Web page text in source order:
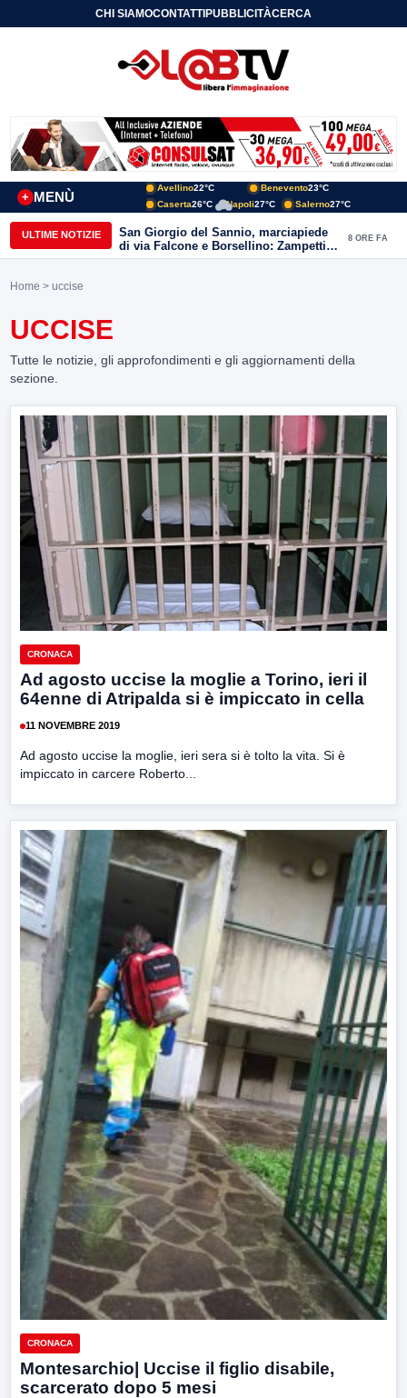
CHI SIAMOCONTATTIPUBBLICITÀCERCA
MENÙ
+
Avellino22°C Benevento23°C
Caserta26°C Napoli27°C Salerno27°C
ULTIME NOTIZIE
San Giorgio del Sannio, marciapiede
di via Falcone e Borsellino: Zampetti e
Lombardi replicano alle polemiche
8 ORE FA
Home > uccise
UCCISE
Tutte le notizie, gli approfondimenti e gli aggiornamenti della
sezione.
CRONACA
Ad agosto uccise la moglie a Torino, ieri il
64enne di Atripalda si è impiccato in cella
11 NOVEMBRE 2019
Ad agosto uccise la moglie, ieri sera si è tolto la vita. Si è
impiccato in carcere Roberto...
CRONACA
Montesarchio| Uccise il figlio disabile,
scarcerato dopo 5 mesi